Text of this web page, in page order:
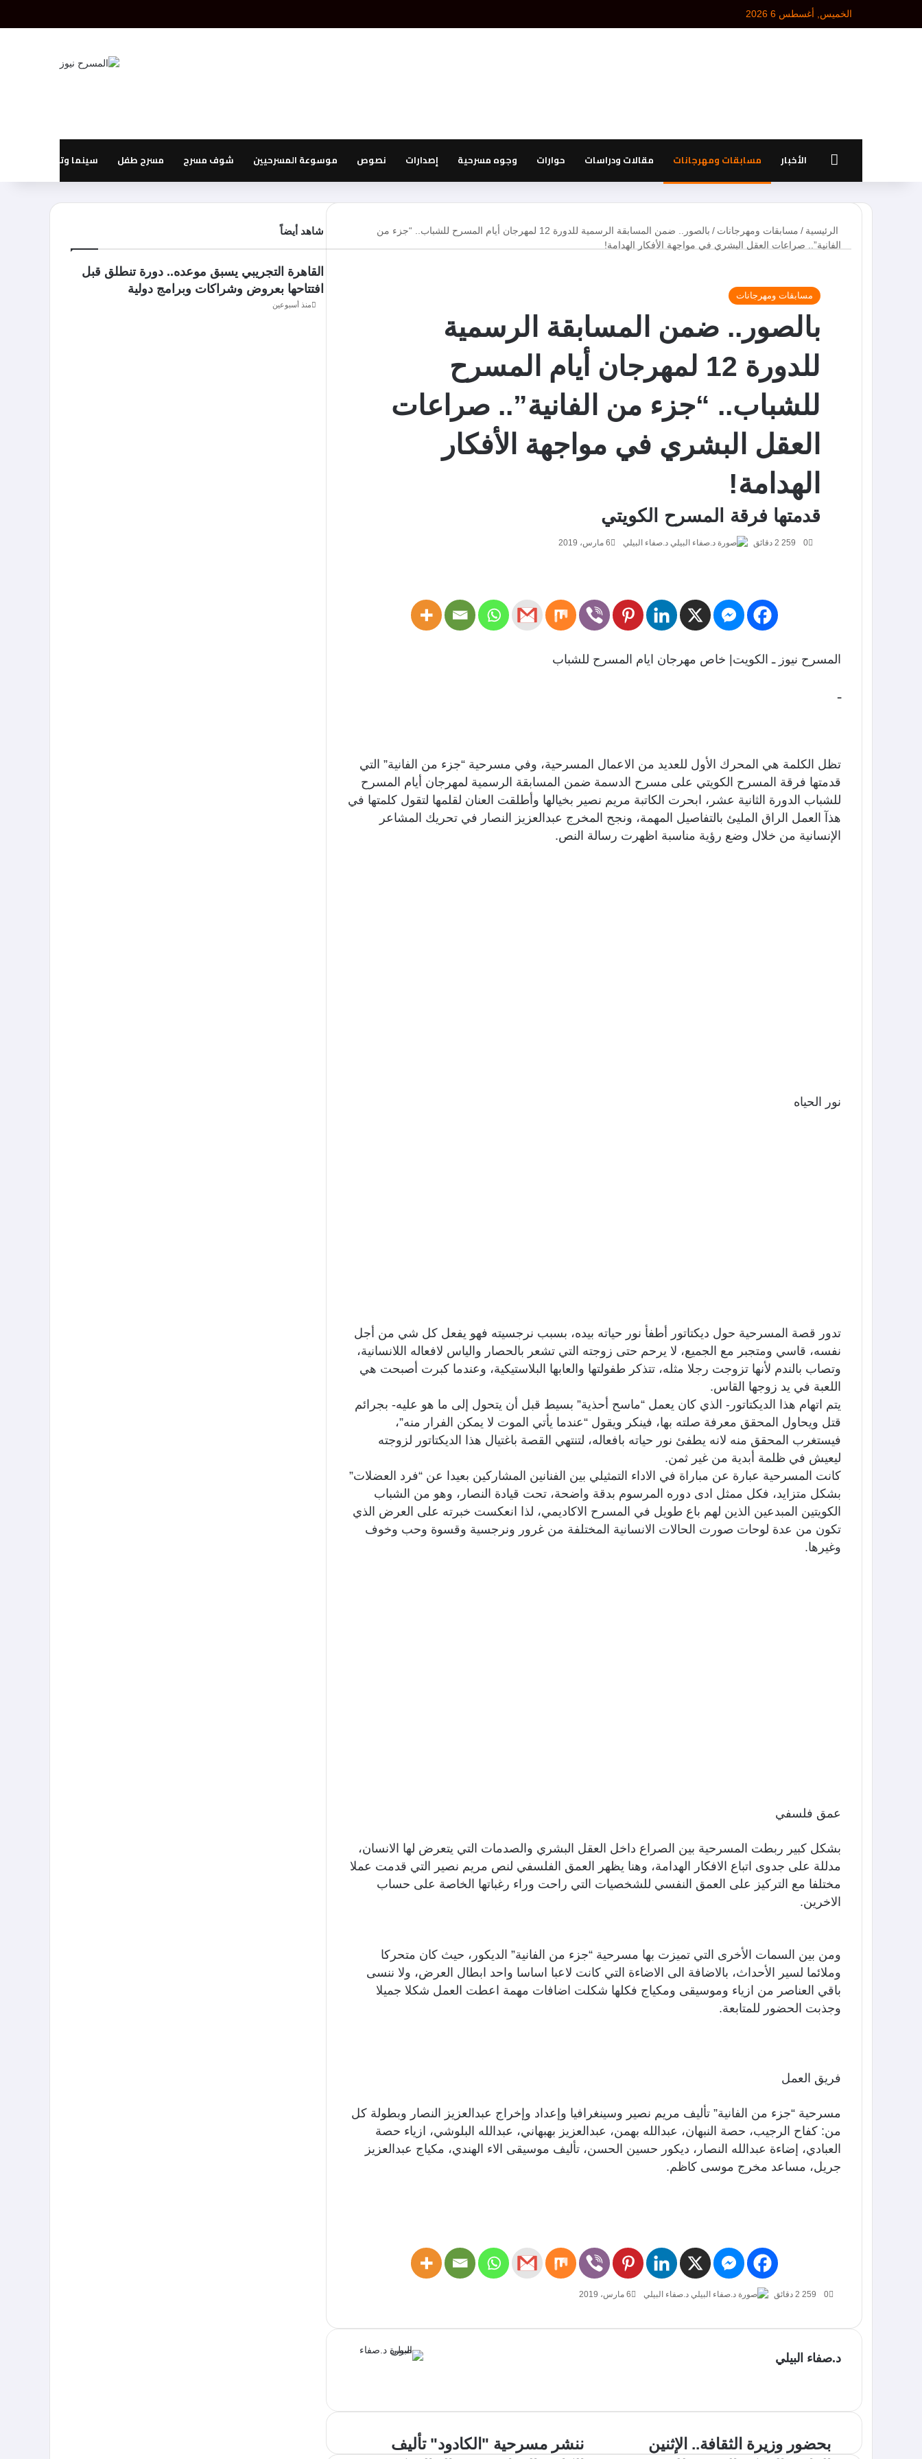
الخميس, أغسطس 6 2026
الرئيسيةالأخبار مسابقات ومهرجانات مقالات ودراسات حوارات وجوه مسرحية إصدارات نصوص موسوعة المسرحيين شوف مسرح مسرح طفل سينما وتليفزيون
الرئيسية / مسابقات ومهرجانات /
بالصور.. ضمن المسابقة الرسمية للدورة 12 لمهرجان أيام المسرح للشباب.. “جزء من
الفانية”.. صراعات العقل البشري في مواجهة الأفكار الهدامة!
مسابقات ومهرجانات
بالصور.. ضمن المسابقة الرسمية
للدورة 12 لمهرجان أيام المسرح
للشباب.. “جزء من الفانية”.. صراعات
العقل البشري في مواجهة الأفكار
الهدامة!
قدمتها فرقة المسرح الكويتي
د.صفاء البيلي 6 مارس، 2019 0
المسرح نيوز ـ الكويت| خاص مهرجان ايام المسرح للشباب
ـ
تظل الكلمة هي المحرك الأول للعديد من الاعمال المسرحية، وفي مسرحية “جزء من الفانية” التي
قدمتها فرقة المسرح الكويتي على مسرح الدسمة ضمن المسابقة الرسمية لمهرجان أيام المسرح
للشباب الدورة الثانية عشر، ابحرت الكاتبة مريم نصير بخيالها وأطلقت العنان لقلمها لتقول كلمتها في
هذآ العمل الراق المليئ بالتفاصيل المهمة، ونجح المخرج عبدالعزيز النصار في تحريك المشاعر
الإنسانية من خلال وضع رؤية مناسبة اظهرت رسالة النص.
نور الحياه
تدور قصة المسرحية حول ديكتاتور أطفأ نور حياته بيده، بسبب نرجسيته فهو يفعل كل شي من أجل
نفسه، قاسي ومتجبر مع الجميع، لا يرحم حتى زوجته التي تشعر بالحصار والياس لافعاله اللانسانية،
وتصاب بالندم لأنها تزوجت رجلا مثله، تتذكر طفولتها والعابها البلاستيكية، وعندما كبرت أصبحت هي
اللعبة في يد زوجها القاس.
يتم اتهام هذا الديكتاتور- الذي كان يعمل “ماسح أحذية” بسيط قبل أن يتحول إلى ما هو عليه- بجرائم
قتل ويحاول المحقق معرفة صلته بها، فينكر ويقول “عندما يأتي الموت لا يمكن الفرار منه”،
فيستغرب المحقق منه لانه يطفئ نور حياته بافعاله، لتنتهي القصة باغتيال هذا الديكتاتور لزوجته
ليعيش في ظلمة أبدية من غير ثمن.
كانت المسرحية عبارة عن مباراة في الاداء التمثيلي بين الفنانين المشاركين بعيدا عن “فرد العضلات”
بشكل متزايد، فكل ممثل ادى دوره المرسوم بدقة واضحة، تحت قيادة النصار، وهو من الشباب
الكويتين المبدعين الذين لهم باع طويل في المسرح الاكاديمي، لذا انعكست خبرته على العرض الذي
تكون من عدة لوحات صورت الحالات الانسانية المختلفة من غرور ونرجسية وقسوة وحب وخوف
وغيرها.
عمق فلسفي
بشكل كبير ربطت المسرحية بين الصراع داخل العقل البشري والصدمات التي يتعرض لها الانسان،
مدللة على جدوى اتباع الافكار الهدامة، وهنا يظهر العمق الفلسفي لنص مريم نصير التي قدمت عملا
مختلفا مع التركيز على العمق النفسي للشخصيات التي راحت وراء رغباتها الخاصة على حساب
الاخرين.
ومن بين السمات الأخرى التي تميزت بها مسرحية “جزء من الفانية” الديكور، حيث كان متحركا
وملائما لسير الأحداث، بالاضافة الى الاضاءة التي كانت لاعبا اساسا واحد ابطال العرض، ولا ننسى
باقي العناصر من ازياء وموسيقى ومكياج فكلها شكلت اضافات مهمة اعطت العمل شكلا جميلا
وجذبت الحضور للمتابعة.
فريق العمل
مسرحية “جزء من الفانية” تأليف مريم نصير وسينغرافيا وإعداد وإخراج عبدالعزيز النصار وبطولة كل
من: كفاح الرجيب، حصة النبهان، عبدالله بهمن، عبدالعزيز بهبهاني، عبدالله البلوشي، ازياء حصة
العبادي، إضاءة عبدالله النصار، ديكور حسين الحسن، تأليف موسيقى الاء الهندي، مكياج عبدالعزيز
جريل، مساعد مخرج موسى كاظم.
د.صفاء البيلي 6 مارس، 2019 0
د.صفاء البيلي
الوي
ننشر مسرحية "الكادود" تأليف
بحضور وزيرة الثقافة.. الإثنين
شاهد أيضاً
إ
ل
ق
القاهرة التجريبي يسبق موعده.. دورة تنطلق قبل
افتتاحها بعروض وشراكات وبرامج دولية
منذ أسبوعين